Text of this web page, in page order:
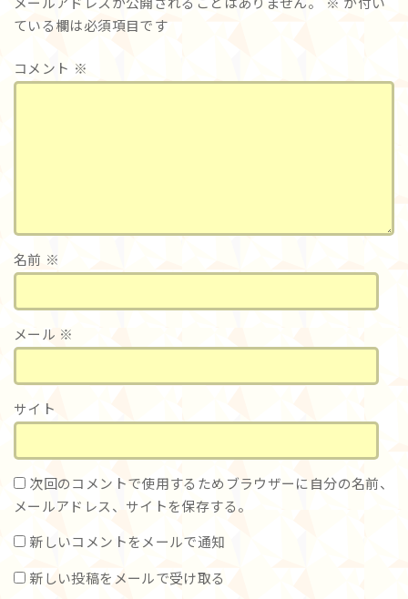
メールアドレスが公開されることはありません。 ※ が付い
ている欄は必須項目です
コメント ※
名前 ※
メール ※
サイト
次回のコメントで使用するためブラウザーに自分の名前、
メールアドレス、サイトを保存する。
新しいコメントをメールで通知
新しい投稿をメールで受け取る